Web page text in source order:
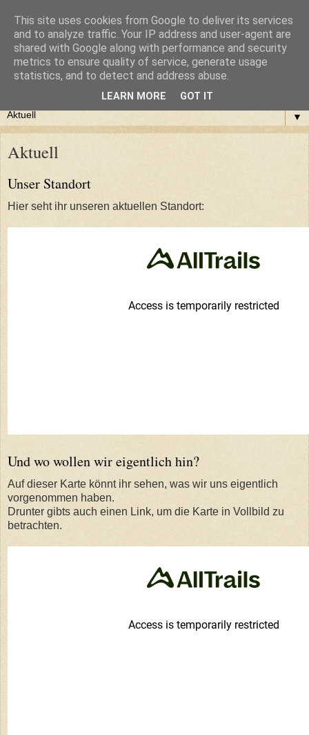
Step Krugom - Sandberger
Micheilis
▼
Aktuell
Unser Standort
Hier seht ihr unseren aktuellen Standort:
Und wo wollen wir eigentlich hin?
Auf dieser Karte könnt ihr sehen, was wir uns eigentlich
vorgenommen haben.
Drunter gibts auch einen Link, um die Karte in Vollbild zu
betrachten.
This site uses cookies from Google to deliver its services
and to analyze traffic. Your IP address and user-agent are
shared with Google along with performance and security
metrics to ensure quality of service, generate usage
statistics, and to detect and address abuse.
LEARN MORE GOT IT